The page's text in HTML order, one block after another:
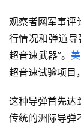
观察者网军事评
行情况和弹道
超音速武器”。
超音速试验项目
这种导弹首先达
传统的洲际导弹